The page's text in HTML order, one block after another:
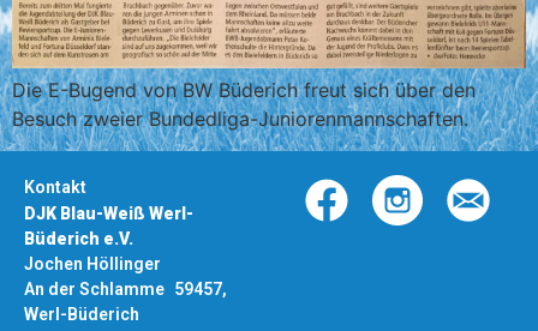
Die E-Bugend von BW Büderich freut sich über den
Besuch zweier Bundedliga-Juniorenmannschaften.
Kontakt
DJK Blau-Weiß Werl-
Büderich e.V.
Jochen Höllinger
An der Schlamme 59457,
Werl-Büderich